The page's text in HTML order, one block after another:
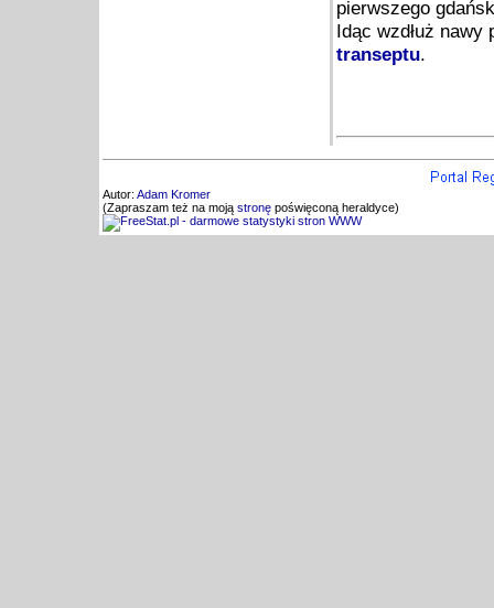
pierwszego
Idąc wzdłuż nawy
transeptu.
Autor: Adam Kromer
(Zapraszam też na moją stronę poświęconą heraldyce)